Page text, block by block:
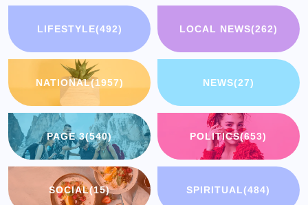
LIFESTYLE(492) LOCAL NEWS(262)
NATIONAL(1957) NEWS(27)
PAGE 3(540) POLITICS(653)
SOCIAL(15) SPIRITUAL(484)